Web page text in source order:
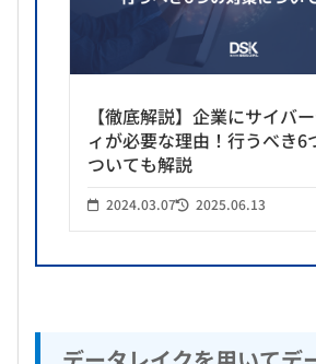
【徹底解説】企業にサイバ
ィが必要な理由！行うべき6
ついても解説
2024.03.07 2025.06.13